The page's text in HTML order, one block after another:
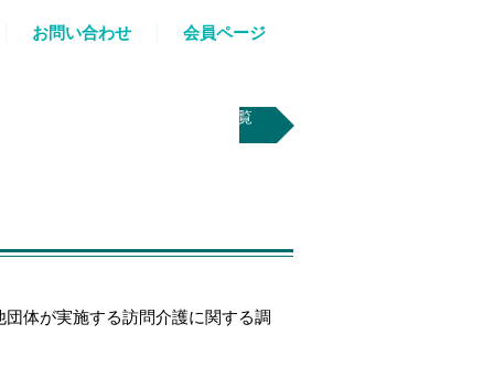
お問い合わせ 会員ページ
事業内容一覧
体が実施する訪問介護に関する調